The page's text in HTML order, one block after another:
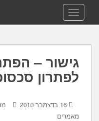
TOGGLE NAVIGATION
גישור –
לפתרון
16 בדצמבר 2010
מאמרים